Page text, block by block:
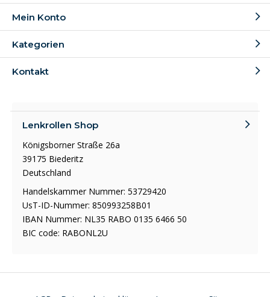
Mein Konto
Kategorien
Kontakt
Lenkrollen Shop
Königsborner Straße 26a
39175 Biederitz
Deutschland
Handelskammer Nummer: 53729420
UsT-ID-Nummer: 850993258B01
IBAN Nummer: NL35 RABO 0135 6466 50
BIC code: RABONL2U